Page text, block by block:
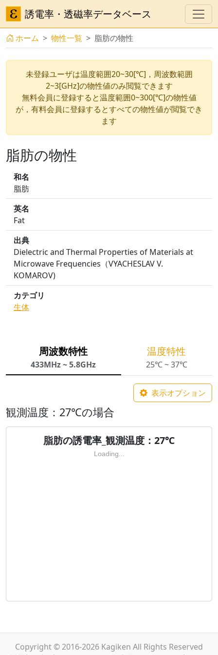
誘電率・透磁率データベース
ホーム 物性一覧 脂肪の物性
未登録ユーザは温度範囲20~30[℃]，周波数範囲
2~3[GHz]の物性値のみ閲覧できます
無料会員に登録すると温度範囲0~300[℃]の物性値
が，有料会員に登録するとすべての物性値が閲覧でき
ます
脂肪の物性
和名
脂肪
英名
Fat
出典
Dielectric and Thermal Properties of Materials at
Microwave Frequencies（VYACHESLAV V.
KOMAROV)
カテゴリ
生体
周波数特性
433MHz ~ 5.8GHz
温度特性
25℃ ~ 37℃
表示オプション
観測温度：27℃の場合
脂肪の誘電率_観測温度：27℃
Loading...
Copyright © 2016-2026 Kagiken All Rights Reserved